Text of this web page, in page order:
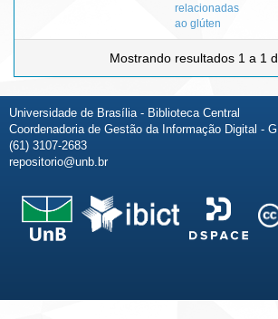
relacionadas
ao glúten
Mostrando resultados 1 a 1
Universidade de Brasília - Biblioteca Central
Coordenadoria de Gestão da Informação Digital -
(61) 3107-2683
repositorio@unb.br